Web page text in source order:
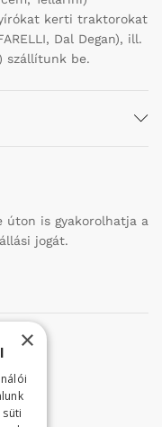
kerti traktorokat
Dal Degan), ill.
szállítunk be.
úton is gyakorolhatja a
jogát.
×